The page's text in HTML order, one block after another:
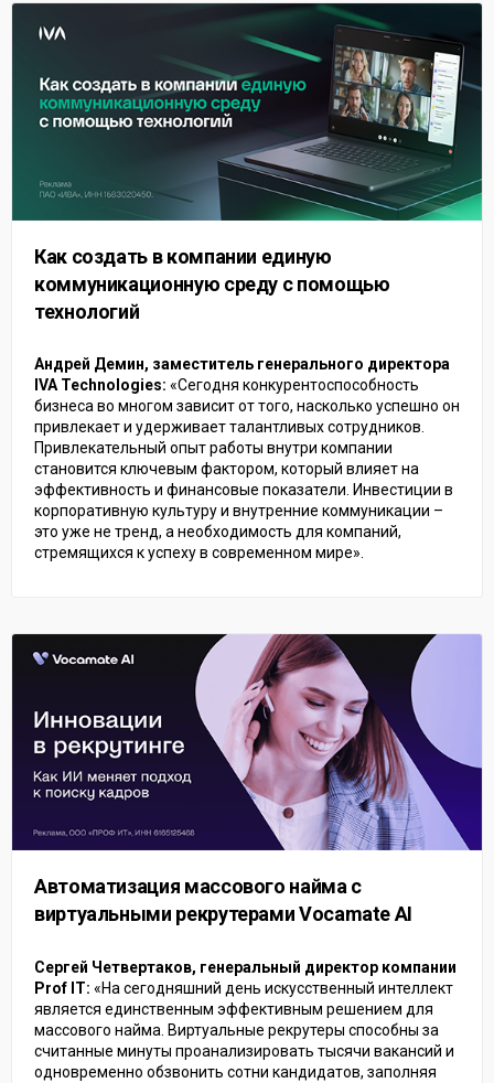
Как создать в компании единую
коммуникационную среду с помощью
технологий
Андрей Демин, заместитель генерального директора
IVA Technologies: «Сегодня конкурентоспособность
бизнеса во многом зависит от того, насколько успешно он
привлекает и удерживает талантливых сотрудников.
Привлекательный опыт работы внутри компании
становится ключевым фактором, который влияет на
эффективность и финансовые показатели. Инвестиции в
корпоративную культуру и внутренние коммуникации –
это уже не тренд, а необходимость для компаний,
стремящихся к успеху в современном мире».
Автоматизация массового найма с
виртуальными рекрутерами Vocamate AI
Сергей Четвертаков, генеральный директор компании
Prof IT: «На сегодняшний день искусственный интеллект
является единственным эффективным решением для
массового найма. Виртуальные рекрутеры способны за
считанные минуты проанализировать тысячи вакансий и
одновременно обзвонить сотни кандидатов, заполняя